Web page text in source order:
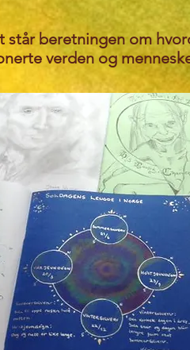
står beretningen om
verden og